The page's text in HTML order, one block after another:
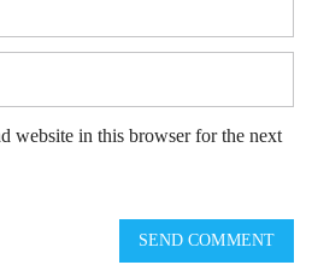
website in this browser for the next
SEND COMMENT